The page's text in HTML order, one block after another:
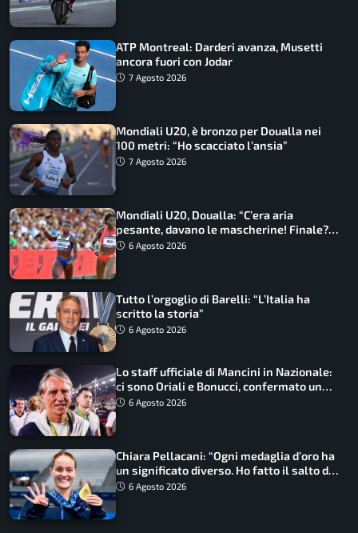
ATP Montreal: Darderi avanza, Musetti
ancora fuori con Jodar
7 Agosto 2026
Mondiali U20, è bronzo per Doualla nei
100 metri: “Ho scacciato l’ansia”
7 Agosto 2026
Mondiali U20, Doualla: “C’era aria
pesante, davano le mascherine! Finale?
Non ho nulla da perdere”
6 Agosto 2026
Tutto l’orgoglio di Barelli: “L’Italia ha
scritto la storia”
6 Agosto 2026
Lo staff ufficiale di Mancini in Nazionale:
ci sono Oriali e Bonucci, confermato un
ritorno
6 Agosto 2026
Chiara Pellacani: “Ogni medaglia d’oro ha
un significato diverso. Ho fatto il salto di
qualità”
6 Agosto 2026